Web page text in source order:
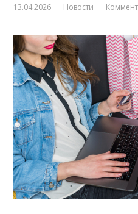
13.04.2026 Новости